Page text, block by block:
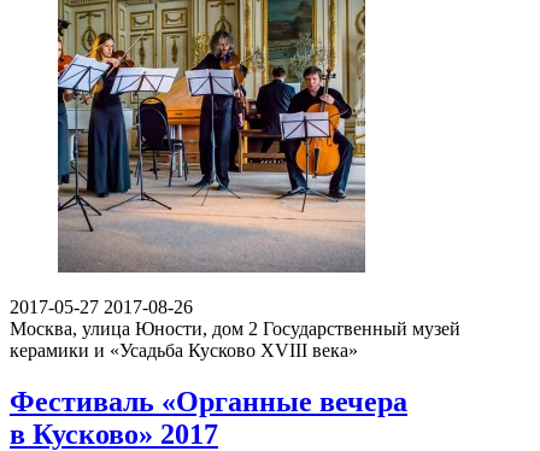
2017-05-27 2017-08-26
Москва, улица Юности, дом 2 Государственный музей
керамики и «Усадьба Кусково XVIII века»
Фестиваль «Органные вечера
в Кусково» 2017